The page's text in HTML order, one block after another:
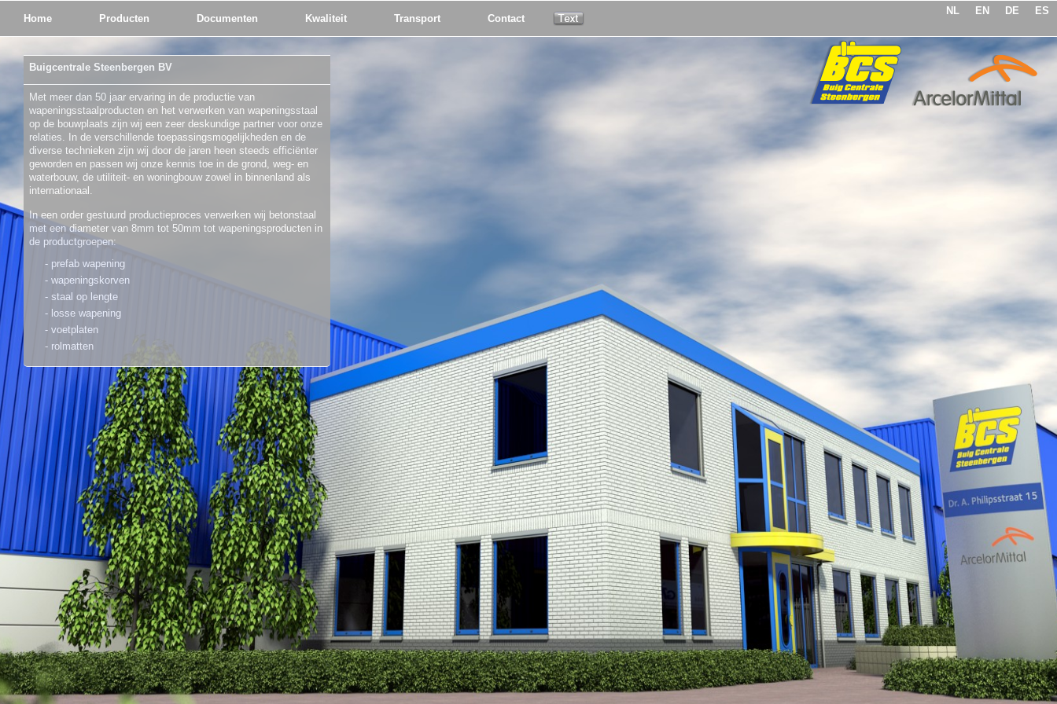
Home Producten Documenten Kwaliteit Transport Contact
NL EN DE ES
Buigcentrale Steenbergen BV
Met meer dan 50 jaar ervaring in de productie van
wapeningsstaalproducten en het verwerken van wapeningsstaal
op de bouwplaats zijn wij een zeer deskundige partner voor onze
relaties. In de verschillende toepassingsmogelijkheden en de
diverse technieken zijn wij door de jaren heen steeds efficiënter
geworden en passen wij onze kennis toe in de grond, weg- en
waterbouw, de utiliteit- en woningbouw zowel in binnenland als
internationaal.
In een order gestuurd productieproces verwerken wij betonstaal
met een diameter van 8mm tot 50mm tot wapeningsproducten in
de productgroepen:
- prefab wapening
- wapeningskorven
- staal op lengte
- losse wapening
- voetplaten
- rolmatten